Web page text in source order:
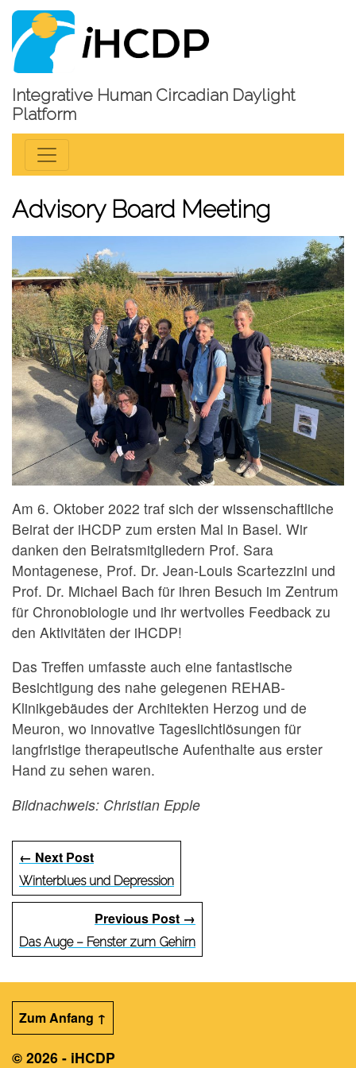
Integrative Human Circadian Daylight
Platform
Advisory Board Meeting
Am 6. Oktober 2022 traf sich der wissenschaftliche
Beirat der iHCDP zum ersten Mal in Basel. Wir
danken den Beiratsmitgliedern Prof. Sara
Montagenese, Prof. Dr. Jean-Louis Scartezzini und
Prof. Dr. Michael Bach für ihren Besuch im Zentrum
für Chronobiologie und ihr wertvolles Feedback zu
den Aktivitäten der iHCDP!
Das Treffen umfasste auch eine fantastische
Besichtigung des nahe gelegenen REHAB-
Klinikgebäudes der Architekten Herzog und de
Meuron, wo innovative Tageslichtlösungen für
langfristige therapeutische Aufenthalte aus erster
Hand zu sehen waren.
Bildnachweis: Christian Epple
Previous Post →
Das Auge – Fenster zum Gehirn
← Next Post
Winterblues und Depression
Zum Anfang ↑
© 2026 - iHCDP